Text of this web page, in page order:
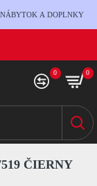
A DOPLNKY
0 0
ČIERNY